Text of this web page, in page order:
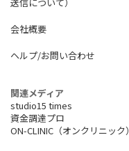
会社概要
ヘルプ/お問い合わせ
関連メディア
studio15 times
資金調達プロ
ON-CLINIC（オンクリニック）